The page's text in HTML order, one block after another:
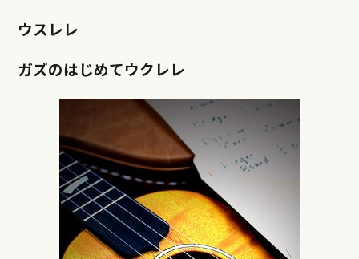
ウスレレ
ガズのはじめてウクレレ